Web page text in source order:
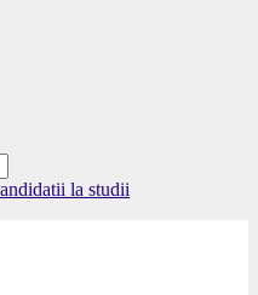
la studii